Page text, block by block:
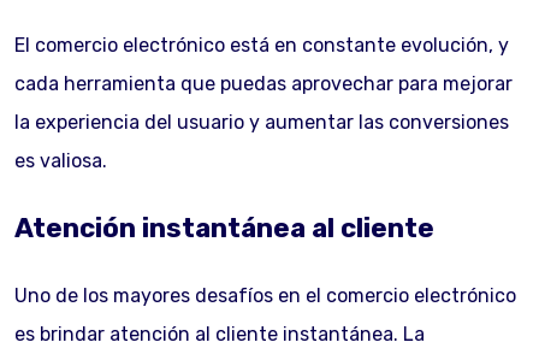
El comercio electrónico está en constante evolución, y
cada herramienta que puedas aprovechar para mejorar
la experiencia del usuario y aumentar las conversiones
es valiosa.
Atención instantánea al cliente
Uno de los mayores desafíos en el comercio electrónico
es brindar atención al cliente instantánea. La